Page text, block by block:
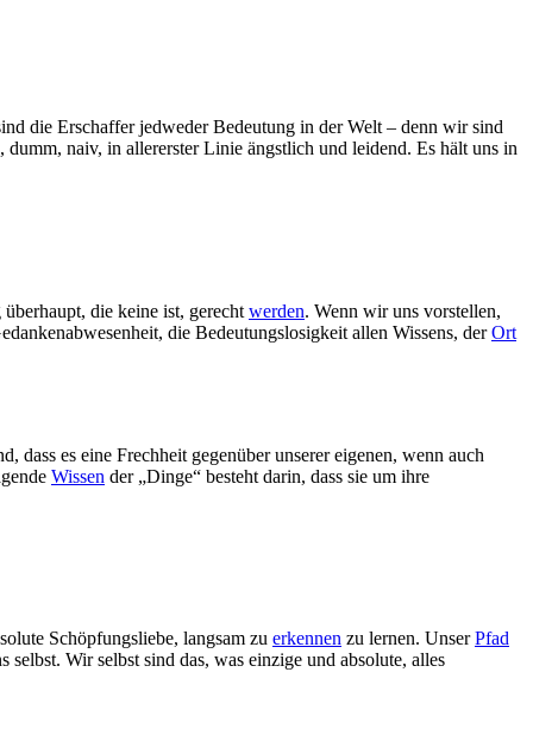
die Erschaffer jedweder Bedeutung in der Welt – denn wir sind
, dumm, naiv, in allererster Linie ängstlich und leidend. Es hält uns in
die keine ist, gerecht werden. Wenn wir uns vorstellen,
die Bedeutungslosigkeit allen Wissens, derOrt
dass es eine Frechheit gegenüber unserer eigenen, wenn auch
Wissen der „Dinge“ besteht darin, dass sie um ihre
Schöpfungsliebe, langsam zu erkennen zu lernen. UnserPfad
Wir selbst sind das, was einzige und absolute, alles